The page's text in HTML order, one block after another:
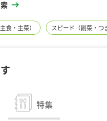
食・主菜） スピード（副菜・つ
特集